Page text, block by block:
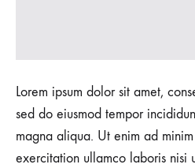
Lorem ipsum dolor sit amet,
sed do eiusmod tempor
magna aliqua. Ut enim ad
exercitation ullamco laboris nisi